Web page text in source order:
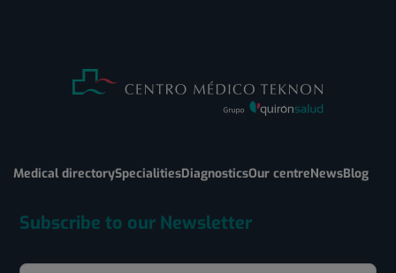
Medical directorySpecialitiesDiagnosticsOur centreNewsBlog
Subscribe to our Newsletter